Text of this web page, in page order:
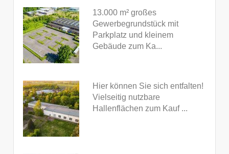
13.000 m² großes
Gewerbegrundstück mit
Parkplatz und kleinem
Gebäude zum Ka...
Hier können Sie sich entfalten!
Vielseitig nutzbare
Hallenflächen zum Kauf ...